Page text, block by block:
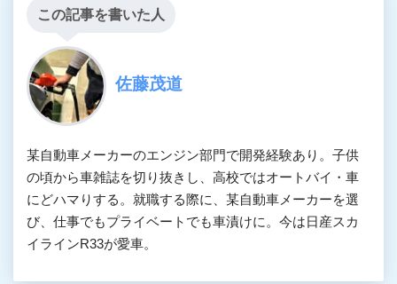
この記事を書いた人
佐藤茂道
某自動車メーカーのエンジン部門で開発経験あり。子供
の頃から車雑誌を切り抜きし、高校ではオートバイ・車
にどハマりする。就職する際に、某自動車メーカーを選
び、仕事でもプライベートでも車漬けに。今は日産スカ
イラインR33が愛車。